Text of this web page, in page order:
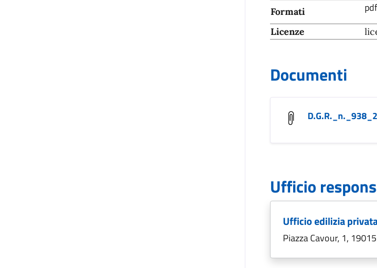
Formati
pdf
Licenze
Documenti
Ufficio
Ufficio edilizia
Piazza Cavour, 1,